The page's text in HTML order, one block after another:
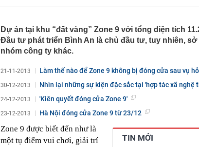
dòng sông, 3 tổ chức cùng vinh danh
06:04
3 thiết kế độc lập trong cùng một ngôi nhà
06:01
Vì sao ăn chuối xong KHÔNG NÊN vứt vỏ?
00:40
Việt Nam có 1 bệnh viện đạt doanh thu gần
năm: Từng chi gần 200 tỷ đưa công nghệ tiên
00:37
Việt Nam có đỉnh núi ít người biết cao hơn
quyên đẹp bậc nhất Tây Bắc, mùa đông phủ
00:26
Chữ ký của nữ Chủ tịch xinh đẹp sinh năm
Dự án tại khu “đất vàng” Zone 9 với tổng diện tích
Đầu tư phát triển Bình An là chủ đầu tư, tuy nhiên,
nhóm công ty khác.
21-11-2013 Làm thế nào để Zone 9 không bị đóng cửa sau vụ
30-12-2013 Nhìn lại những sự kiện đặc sắc tại 'hợp tác xã nghệ
24-12-2013 'Kiên quyết đóng cửa Zone 9'
23-12-2013 Hà Nội đóng cửa Zone 9 từ 23/12
TIN MỚI
Zone 9 được biết đến như là
một tụ điểm vui chơi, giải trí